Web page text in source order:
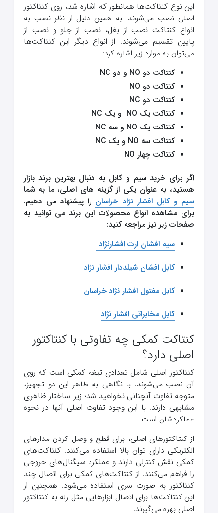
این نوع کنتاکت‌ها همانطور که اشاره شد، روی کنتاکتور
اصلی نصب می‌شوند. به همین دلیل از نظر نصب به
انواع کنتاکت نصب از بغل، نصب از جلو و نصب از
پایین تقسیم می‌شوند. از انواع دیگر این کنتاکت‌ها
می‌توان به موارد زیر اشاره کرد:
کنتاکت دو NO و دو NC
کنتاکت دو NO
کنتاکت دو NC
کنتاکت یک NO و یک NC
کنتاکت یک NO و سه NC
کنتاکت سه NO و یک NC
کنتاکت چهار NO
اگر برای خرید سیم و کابل به دنبال بهترین برند بازار
هستید، به عنوان یکی از گزینه های اصلی، ما به شما
سیم و کابل افشار نژاد خراسان را پیشنهاد می دهیم.
برای مشاهده انواع محصولات این برند می توانید به
صفحات زیر نیز مراجعه کنید:
سیم افشان ارت افشارنژاد
کابل افشان شیلددار افشار نژاد
کابل مفتول افشار نژاد خراسان
کابل مخابراتی افشار نژاد
کنتاکت کمکی چه تفاوتی با کنتاکتور
اصلی دارد؟
کنتاکتور اصلی شامل تعدادی تیغه کمکی است که روی
آن نصب می‌شوند. با نگاهی به ظاهر این دو تجهیز،
متوجه تفاوت آنچنانی نخواهید شد؛ زیرا ساختار ظاهری
مشابهی دارند. با این وجود تفاوت اصلی آنها در نحوه
عملکردشان است.
از کنتاکتورهای اصلی، برای قطع و وصل کردن مدارهای
الکتریکی دارای توان بالا استفاده می‌کنند. کنتاکت‌های
کمکی نقش کنترلی دارند و عملکرد سیگنال‌های خروجی
را فراهم می‌کنند. از کنتاکت‌های کمکی برای اتصال چند
کنتاکتور به صورت سری استفاده می‌شود. همچنین از
این کنتاکت‌ها برای اتصال ابزارهایی مثل رله به کنتاکتور
اصلی بهره می‌گیرند.